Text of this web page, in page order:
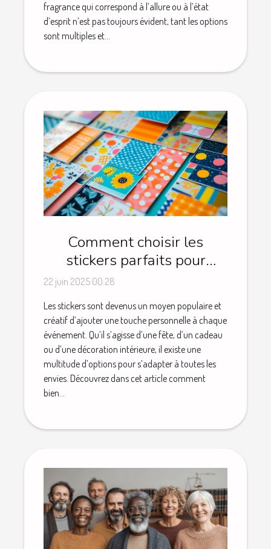
fragrance qui correspond à l’allure ou à l’état
d’esprit n’est pas toujours évident, tant les options
sont multiples et...
Comment choisir les
stickers parfaits pour
chaque occasion
22 juin 2025 00:28
Les stickers sont devenus un moyen populaire et
créatif d’ajouter une touche personnelle à chaque
événement. Qu’il s’agisse d’une fête, d’un cadeau
ou d’une décoration intérieure, il existe une
multitude d’options pour s’adapter à toutes les
envies. Découvrez dans cet article comment
bien...